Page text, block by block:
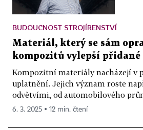
BUDOUCNOST STROJÍRENSTVÍ
Materiál, který se sám
kompozitů vylepší přidané
Kompozitní materiály nacházejí v
uplatnění. Jejich význam roste
odvětvími, od automobilového
6. 3. 2025 ▪ 12 min. čtení